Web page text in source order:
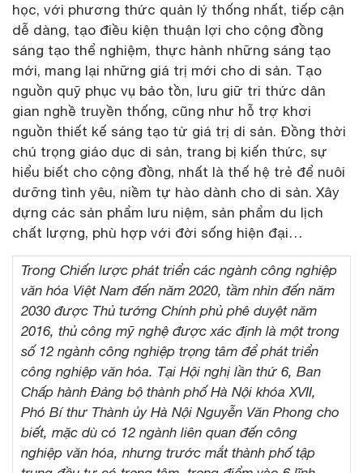
học, với phương thức quản lý thống nhất, tiếp cận
dễ dàng, tạo điều kiện thuận lợi cho cộng đồng
sáng tạo thể nghiệm, thực hành những sáng tạo
mới, mang lại những giá trị mới cho di sản. Tạo
nguồn quỹ phục vụ bảo tồn, lưu giữ tri thức dân
gian nghề truyền thống, cũng như hỗ trợ khơi
nguồn thiết kế sáng tạo từ giá trị di sản. Đồng thời
chú trọng giáo dục di sản, trang bị kiến thức, sự
hiểu biết cho cộng đồng, nhất là thế hệ trẻ để nuôi
dưỡng tình yêu, niềm tự hào dành cho di sản. Xây
dựng các sản phẩm lưu niệm, sản phẩm du lịch
chất lượng, phù hợp với đời sống hiện đại…
Trong Chiến lược phát triển các ngành công nghiệp
văn hóa Việt Nam đến năm 2020, tầm nhìn đến năm
2030 được Thủ tướng Chính phủ phê duyệt năm
2016, thủ công mỹ nghệ được xác định là một trong
số 12 ngành công nghiệp trọng tâm để phát triển
công nghiệp văn hóa. Tại Hội nghị lần thứ 6, Ban
Chấp hành Đảng bộ thành phố Hà Nội khóa XVII,
Phó Bí thư Thành ủy Hà Nội Nguyễn Văn Phong cho
biết, mặc dù có 12 ngành liên quan đến công
nghiệp văn hóa, nhưng trước mắt thành phố tập